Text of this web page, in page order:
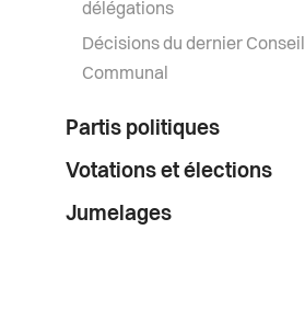
délégations
Décisions du dernier Conseil
Communal
Partis politiques
Votations et élections
Jumelages